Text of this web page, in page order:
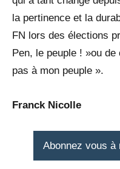
la pertinence et la
FN lors des élections
Pen, le peuple ! »ou
pas à mon peuple ».
Franck Nicolle
Abonnez vous à